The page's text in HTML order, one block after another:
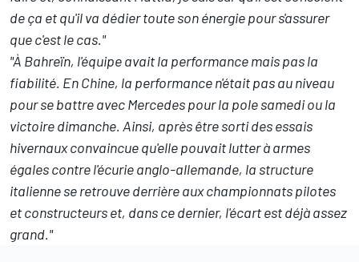
de ça et qu'il va dédier toute son énergie pour s'assurer
que c'est le cas."
"À Bahreïn, l'équipe avait la performance mais pas la
fiabilité. En Chine, la performance n'était pas au niveau
pour se battre avec Mercedes pour la pole samedi ou la
victoire dimanche. Ainsi, après être sorti des essais
hivernaux convaincue qu'elle pouvait lutter à armes
égales contre l'écurie anglo-allemande, la structure
italienne se retrouve derrière aux championnats pilotes
et constructeurs et, dans ce dernier, l'écart est déjà assez
grand."